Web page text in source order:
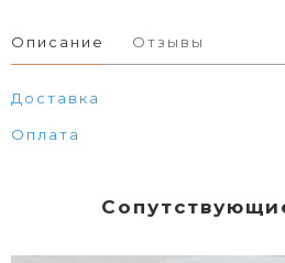
Описание Отзывы
Доставка
Оплата